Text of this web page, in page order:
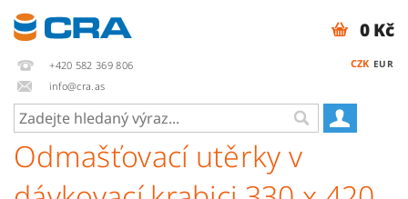
+420 582 369 806
info@cra.as
CZK EUR
0 Kč
Odmašťovací utěrky v